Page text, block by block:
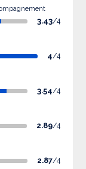
3.43/4
4/4
3.54/4
2.89/4
2.87/4